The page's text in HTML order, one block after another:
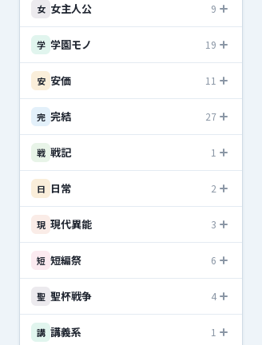
女 女主人公 9
学 学園モノ 19
安 安価 11
完 完結 27
戦 戦記 1
日 日常 2
現 現代異能 3
短 短編祭 6
聖 聖杯戦争 4
講 講義系 1